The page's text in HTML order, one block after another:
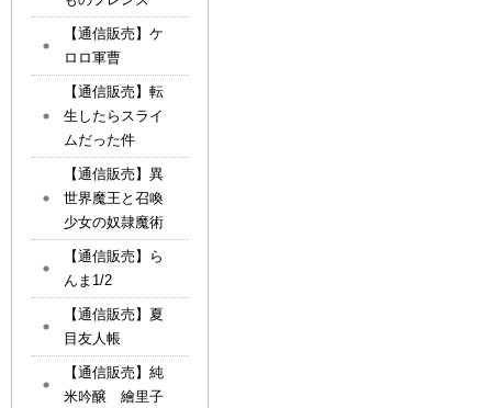
【通信販売】ケ
ロロ軍曹
【通信販売】転
生したらスライ
ムだった件
【通信販売】異
世界魔王と召喚
少女の奴隷魔術
【通信販売】ら
んま1/2
【通信販売】夏
目友人帳
【通信販売】純
米吟醸 繪里子